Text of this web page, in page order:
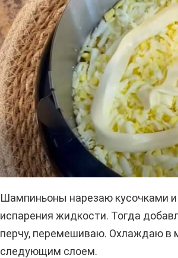
Шампиньоны нарезаю кусочками
испарения жидкости. Тогда
перчу, перемешиваю. Охлаждаю в
следующим слоем.